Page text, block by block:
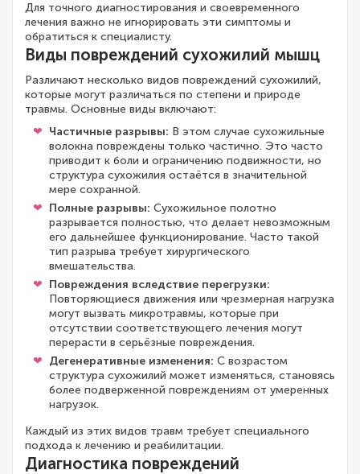
Для точного диагностирования и своевременного
лечения важно не игнорировать эти симптомы и
обратиться к специалисту.
Виды повреждений сухожилий мышц
Различают несколько видов повреждений сухожилий,
которые могут различаться по степени и природе
травмы. Основные виды включают:
Частичные разрывы: В этом случае сухожильные
волокна повреждены только частично. Это часто
приводит к боли и ограничению подвижности, но
структура сухожилия остаётся в значительной
мере сохранной.
Полные разрывы: Сухожильное полотно
разрывается полностью, что делает невозможным
его дальнейшее функционирование. Часто такой
тип разрыва требует хирургического
вмешательства.
Повреждения вследствие перегрузки:
Повторяющиеся движения или чрезмерная нагрузка
могут вызвать микротравмы, которые при
отсутствии соответствующего лечения могут
перерасти в серьёзные повреждения.
Дегенеративные изменения: С возрастом
структура сухожилий может изменяться, становясь
более подверженной повреждениям от умеренных
нагрузок.
Каждый из этих видов травм требует специального
подхода к лечению и реабилитации.
Диагностика повреждений